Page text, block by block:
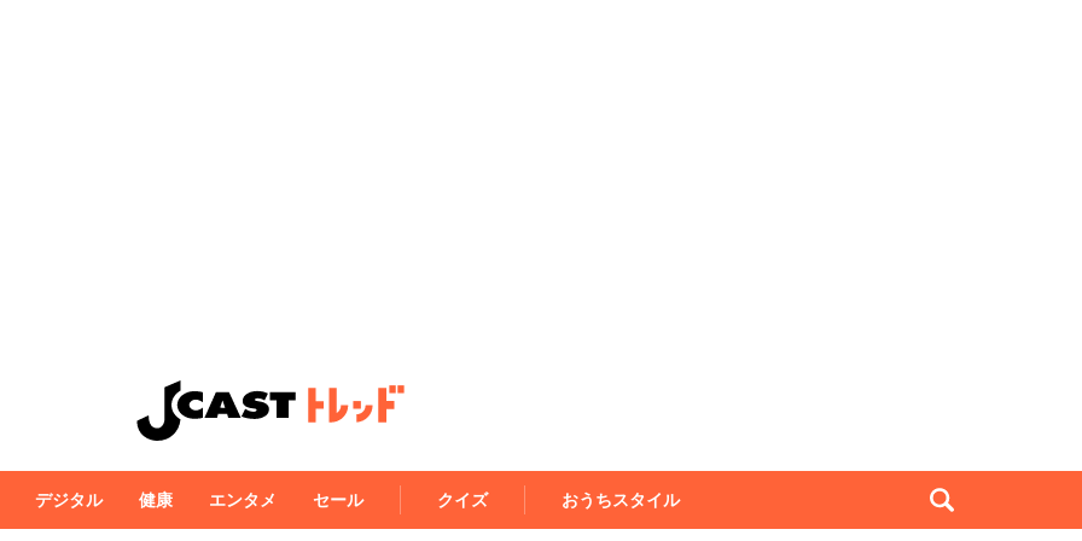
デジタル 健康 エンタメ セール クイズ おうちスタイル